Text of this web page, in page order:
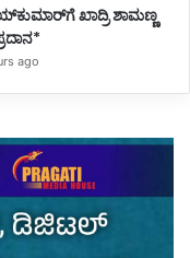
ಖಾದ್ರಿ ಶಾಮಣ್ಣ
ago